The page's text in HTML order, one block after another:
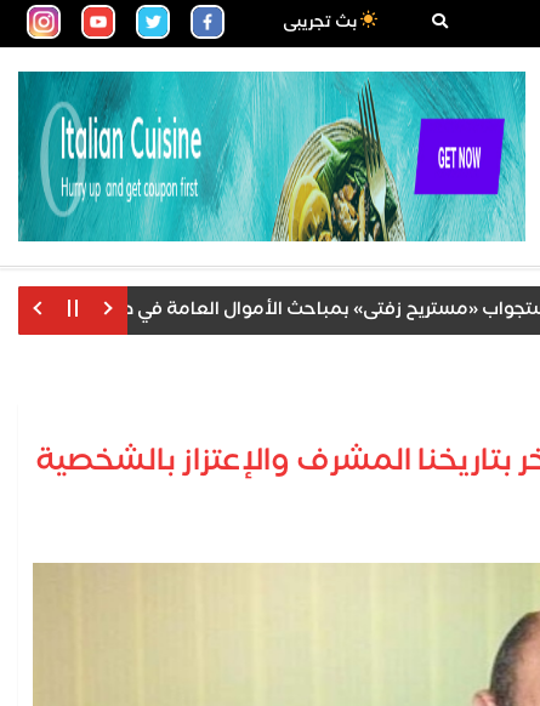
بث تجريبى
زفتى» بمباحث الأموال العامة في طنطا بعد ضبطه
المشرف والإعتزاز بالشخصية